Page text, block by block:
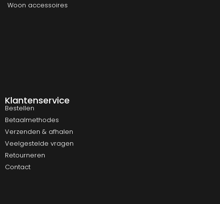
Woon accessoires
Klantenservice
Bestellen
Betaalmethodes
Verzenden & afhalen
Veelgestelde vragen
Retourneren
Contact